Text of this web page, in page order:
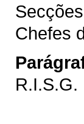
Chefes
R.I.S.G.